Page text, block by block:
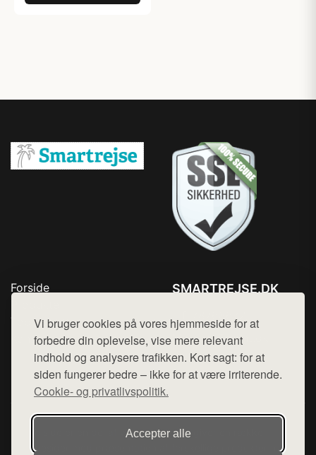
Vi bruger cookies på vores hjemmeside for at
forbedre din oplevelse, vise mere relevant
indhold og analysere trafikken. Kort sagt: for at
siden fungerer bedre – ikke for at være irriterende.
Cookie- og privatlivspolitik.
Accepter alle
Forside
Top Rabatter
Kontakt
SMARTREJSE.DK
Mail: hej@want.dk
Cookie- og privatlivspolitik
Denne side er en del af want.dk, der udgiver en række
hjemmesider med præsentation af forskellige produkter fra